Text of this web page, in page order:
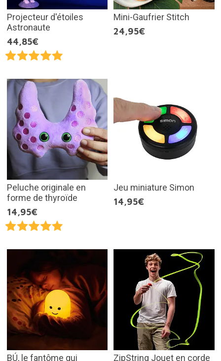
Projecteur d'étoiles
Astronaute
44,85€
Mini-Gaufrier Stitch
24,95€
Peluche originale en
forme de thyroïde
14,95€
Jeu miniature Simon
14,95€
BÚ, le fantôme qui ZipString Jouet en corde